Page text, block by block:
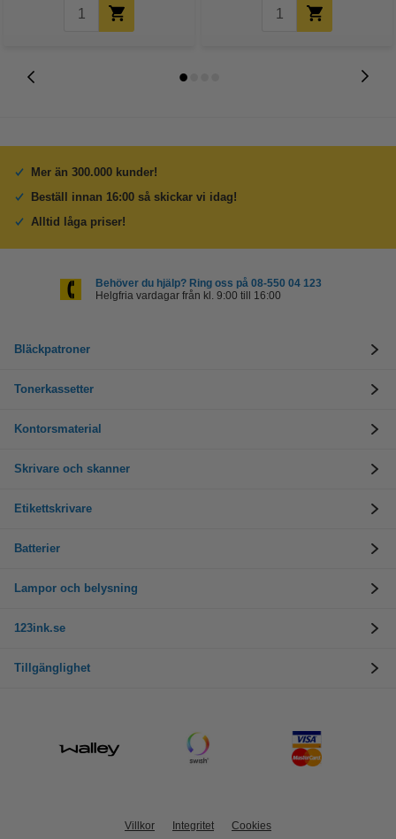
Mer än 300.000 kunder!
Beställ innan 16:00 så skickar vi idag!
Alltid låga priser!
Behöver du hjälp? Ring oss på 08-550 04 123
Helgfria vardagar från kl. 9:00 till 16:00
Bläckpatroner
Tonerkassetter
Kontorsmaterial
Skrivare och skanner
Etikettskrivare
Batterier
Lampor och belysning
123ink.se
Tillgänglighet
Villkor Integritet Cookies